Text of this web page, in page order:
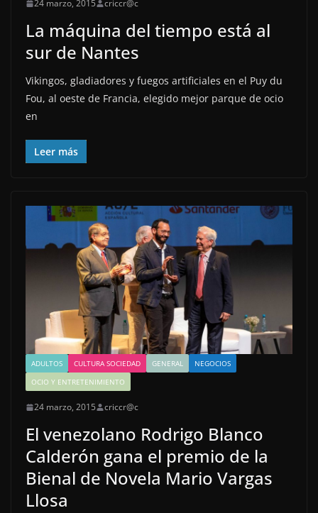
24 marzo, 2015 criccr@c
La máquina del tiempo está al
sur de Nantes
Vikingos, gladiadores y fuegos artificiales en el Puy du
Fou, al oeste de Francia, elegido mejor parque de ocio
en
Leer más
ADULTOS CULTURA SOCIEDAD GENERAL
NEGOCIOS
OCIO Y ENTRETENIMIENTO
24 marzo, 2015 criccr@c
El venezolano Rodrigo Blanco
Calderón gana el premio de la
Bienal de Novela Mario Vargas
Llosa